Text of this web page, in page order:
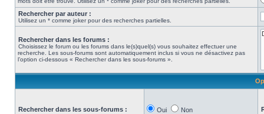
Rechercher par auteur :
Utilisez un * comme joker pour des recherches partielles.
Rechercher dans les forums :
Choisissez le forum ou les forums dans le(s)quel(s) vous souhaitez effectuer une
recherche. Les sous-forums sont automatiquement inclus si vous ne désactivez pas
l’option ci-dessous « Rechercher dans les sous-forums ».
Rechercher dans les sous-forums : Oui Non